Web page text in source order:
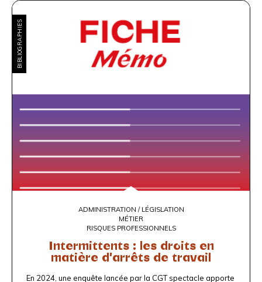
BIBLIOGRAPHIES
ADMINISTRATION / LÉGISLATION
MÉTIER
RISQUES PROFESSIONNELS
Intermittents : les droits en
matière d'arrêts de travail
En 2024, une enquête lancée par la CGT spectacle apporte